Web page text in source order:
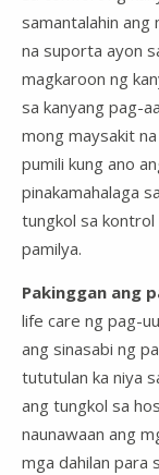
samantalahin
na suporta ayon
magkaroon ng
sa kanyang pag-
mong maysakit
pumili kung ano
pinakamahalaga
tungkol sa
pamilya.
Pakinggan ang
life care ng pag-
ang sinasabi ng
tututulan ka niya
ang tungkol sa
naunawaan ang
mga dahilan para